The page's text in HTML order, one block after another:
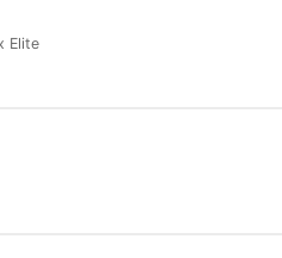
Elite